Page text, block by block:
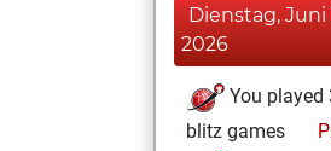
Dienstag, Juni
2026
You played
blitz games